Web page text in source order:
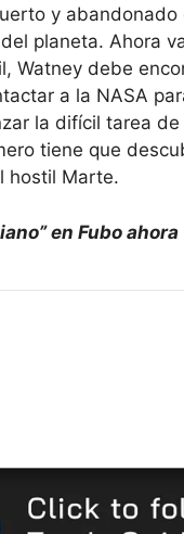
y abandonado
planeta. Ahora
Watney debe
a la NASA
la difícil tarea de
tiene que
hostil Marte.
en Fuboahora